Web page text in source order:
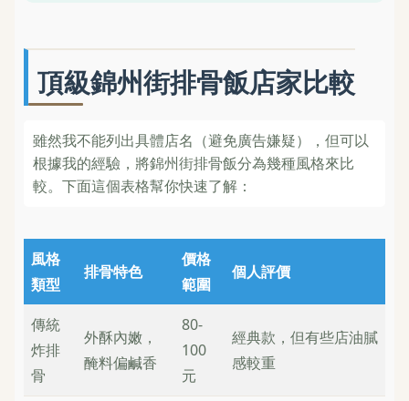
頂級錦州街排骨飯店家比較
雖然我不能列出具體店名（避免廣告嫌疑），但可以
根據我的經驗，將錦州街排骨飯分為幾種風格來比
較。下面這個表格幫你快速了解：
風格
類型
排骨特色
價格
範圍
個人評價
傳統
炸排
骨
外酥內嫩，
醃料偏鹹香
80-
100
元
經典款，但有些店油膩
感較重